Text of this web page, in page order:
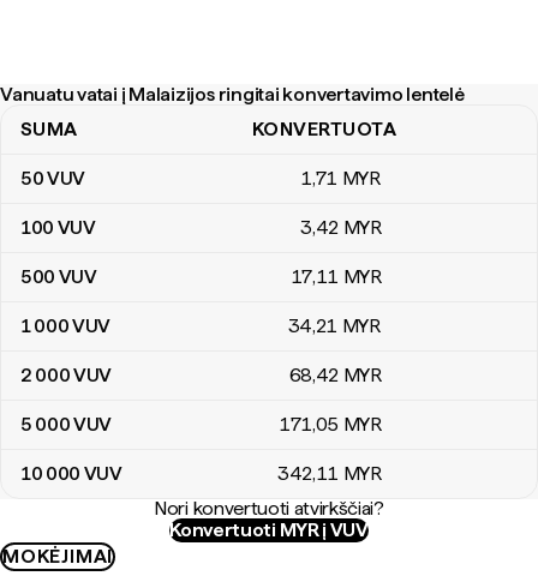
Vanuatu vatai į Malaizijos ringitai konvertavimo lentelė
Vanuatu vatai į Malaizijos ringitai konvertavimo lentelė
SUMA KONVERTUOTA
50VUV 1,71 MYR
100 VUV 3,42 MYR
500 VUV 17,11 MYR
1 000VUV 34,21 MYR
2 000VUV 68,42 MYR
5 000VUV 171,05 MYR
10 000 VUV 342,11 MYR
Nori konvertuoti atvirkščiai?
Konvertuoti MYR į VUV
MOKĖJIMAI